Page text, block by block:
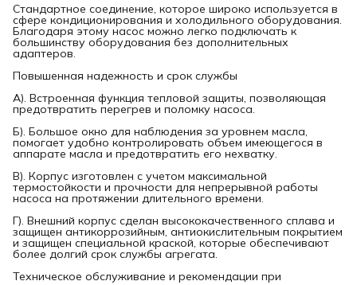
Стандартное соединение, которое широко используется в
сфере кондиционирования и холодильного оборудования.
Благодаря этому насос можно легко подключать к
большинству оборудования без дополнительных
адаптеров.
Повышенная надежность и срок службы
А). Встроенная функция тепловой защиты, позволяющая
предотвратить перегрев и поломку насоса.
Б). Большое окно для наблюдения за уровнем масла,
помогает удобно контролировать объем имеющегося в
аппарате масла и предотвратить его нехватку.
В). Корпус изготовлен с учетом максимальной
термостойкости и прочности для непрерывной работы
насоса на протяжении длительного времени.
Г). Внешний корпус сделан высококачественного сплава и
защищен антикоррозийным, антиокислительным покрытием
и защищен специальной краской, которые обеспечивают
более долгий срок службы агрегата.
Техническое обслуживание и рекомендации при